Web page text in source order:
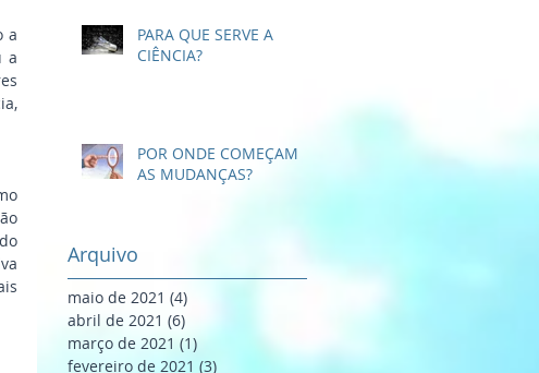
a
a
PARA QUE SERVE A
CIÊNCIA?
POR ONDE COMEÇAM
AS MUDANÇAS?
Arquivo
maio de 2021 (4)
abril de 2021 (6)
março de 2021 (1)
fevereiro de 2021 (3)